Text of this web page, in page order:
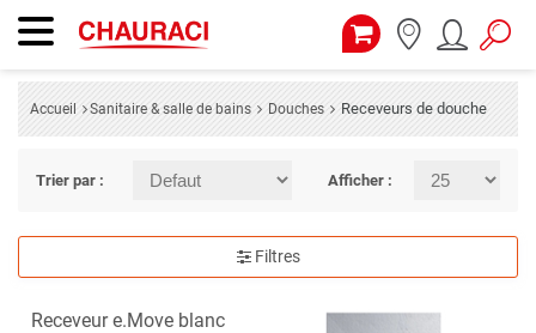
Accueil Sanitaire & salle de bains Douches Receveurs de douche
Trier par : Afficher :
Filtres
Receveur e.Move blanc